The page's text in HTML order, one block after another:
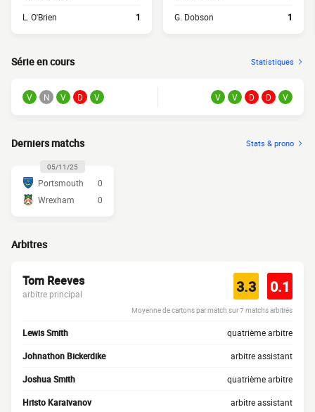
L. O'Brien 1 G. Dobson 1
Série en cours Statistiques
V N V D V V V D D V
Derniers matchs Stats & prono
05/11/25
Portsmouth
0
Wrexham
0
Arbitres
Tom Reeves
arbitre principal 3.3 0.1
Moyenne de cartons par match sur 7 matchs arbitrés
Lewis Smith quatrième arbitre
Johnathon Bickerdike arbitre assistant
Joshua Smith quatrième arbitre
Hristo Karaivanov arbitre assistant